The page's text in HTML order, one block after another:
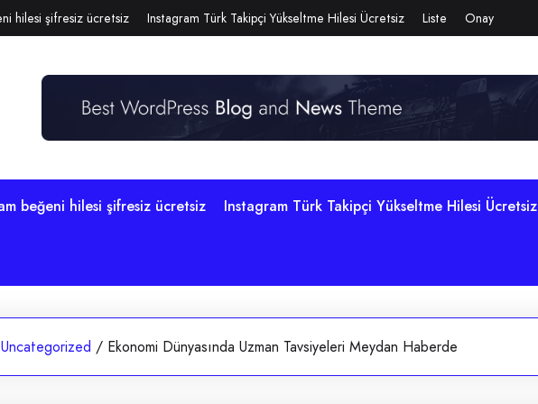
hilesi şifresiz ücretsiz Instagram Türk Takipçi Yükseltme Hilesi Ücretsiz Liste Onay
beğeni hilesi şifresiz ücretsiz Instagram Türk Takipçi Yükseltme Hilesi Ücretsiz
Uncategorized / Ekonomi Dünyasında Uzman Tavsiyeleri Meydan Haberde